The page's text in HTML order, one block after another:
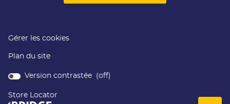
Gérer les cookies
Plan du site
Version contrastée (off)
Store Locator